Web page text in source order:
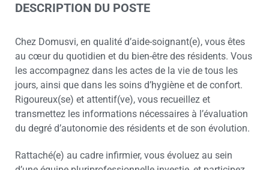
DESCRIPTION DU POSTE
Chez Domusvi, en qualité d’aide-soignant(e), vous êtes
au cœur du quotidien et du bien-être des résidents. Vous
les accompagnez dans les actes de la vie de tous les
jours, ainsi que dans les soins d’hygiène et de confort.
Rigoureux(se) et attentif(ve), vous recueillez et
transmettez les informations nécessaires à l’évaluation
du degré d’autonomie des résidents et de son évolution.
Rattaché(e) au cadre infirmier, vous évoluez au sein